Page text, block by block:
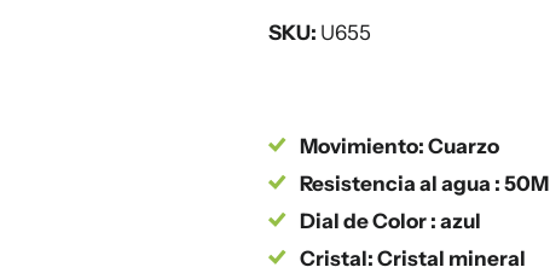
SKU: U655
Movimiento: Cuarzo
Resistencia al agua : 50M
Dial de Color : azul
Cristal: Cristal mineral